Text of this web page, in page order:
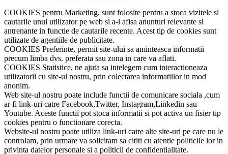
COOKIES pentru Marketing, sunt folosite pentru a stoca vizitele si
cautarile unui utilizator pe web si a-i afisa anunturi relevante si
antrenante in functie de cautarile recente. Acest tip de cookies sunt
utilizate de agentiile de publicitate.
COOKIES Preferinte, permit site-ului sa aminteasca informatii
precum limba dvs. preferata sau zona in care va aflati.
COOKIES Statistice, ne ajuta sa intelegem cum interactioneaza
utilizatorii cu site-ul nostru, prin colectarea informatiilor in mod
anonim.
Web site-ul nostru poate include functii de comunicare sociala ,cum
ar fi link-uri catre Facebook,Twitter, Instagram,Linkedin sau
Youtube. Aceste functii pot stoca informatii si pot activa un fisier tip
cookies pentru o functionare corecta.
Website-ul nostru poate utiliza link-uri catre alte site-uri pe care nu le
controlam, prin urmare va solicitam sa cititi cu atentie politicile lor in
privinta datelor personale si a politicii de confidentialitate.